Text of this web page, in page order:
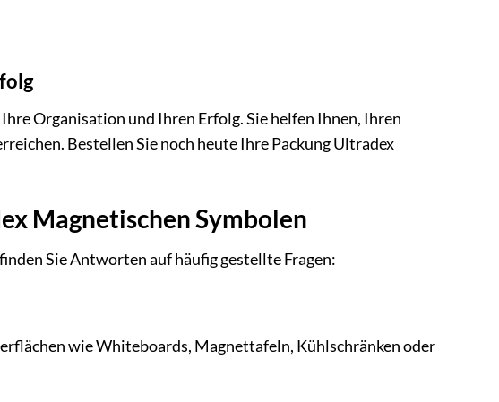
Organisation und Ihren Erfolg. Sie helfen Ihnen, Ihren
Bestellen Sie noch heute Ihre Packung Ultradex
Magnetischen Symbolen
Sie Antworten auf häufig gestellte Fragen:
wie Whiteboards, Magnettafeln, Kühlschränken oder